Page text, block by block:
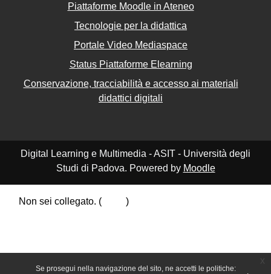
Se prosegui nella navigazione del sito, ne accetti le politiche:
Piattaforme Moodle in Ateneo
Tecnologie per la didattica
Portale Video Mediaspace
Status Piattaforme Elearning
Conservazione, tracciabilità e accesso ai materiali
didattici digitali
Digital Learning e Multimedia - ASIT - Università degli
Studi di Padova. Powered by Moodle
Non sei collegato. (
)